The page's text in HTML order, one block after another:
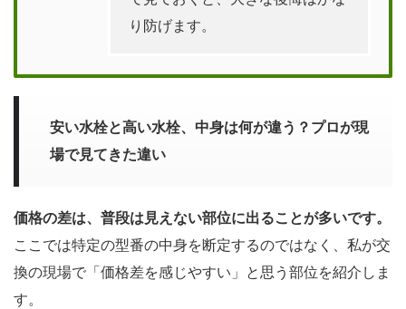
り防げます。
安い水栓と高い水栓、中身は何が違う？プロが現
場で見てきた違い
価格の差は、普段は見えない部位に出ることが多いです。
ここでは特定の型番の中身を断定するのではなく、私が交
換の現場で「価格差を感じやすい」と思う部位を紹介しま
す。